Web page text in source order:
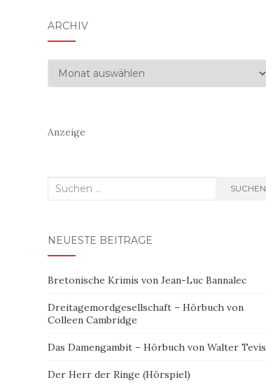
ARCHIV
Archiv
Anzeige
Suchen
SUCHEN
NEUESTE BEITRÄGE
Bretonische Krimis von Jean-Luc Bannalec
Dreitagemordgesellschaft – Hörbuch von
Colleen Cambridge
Das Damengambit – Hörbuch von Walter Tevis
Der Herr der Ringe (Hörspiel)